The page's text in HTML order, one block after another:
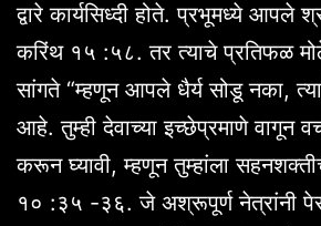
द्वारे कार्यसिध्दी होते. प्रभूमध्ये आपले
करिंथ १५ :५८. तर त्याचे प्रतिफळ
सांगते “म्हणून आपले धैर्य सोडू नका,
आहे. तुम्ही देवाच्या इच्छेप्रमाणे वागून
करून घ्यावी, म्हणून तुम्हांला
१० :३५ -३६. जे अश्रूपूर्ण नेत्रांनी